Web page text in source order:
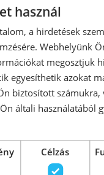
GROHE
46 900 Ft
használ
a hirdetések
Webhelyünk
megosztjuk
egyesíthetik azokat
biztosított számukra,
általi használatából
Célzás